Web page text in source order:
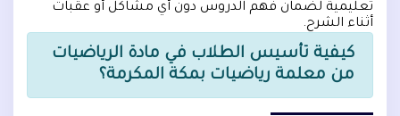
تعليمية لضمان فهم الدروس دون أي مشاكل أو عقبات
أثناء الشرح.
كيفية تأسيس الطلاب في مادة الرياضيات
من معلمة رياضيات بمكة المكرمة؟